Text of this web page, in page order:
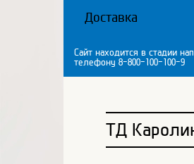
Доставка
Сайт находится в стадии
телефону 8-800-100-100-9
ТД